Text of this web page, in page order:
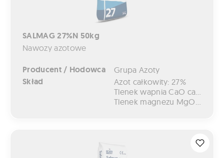
SALMAG 27%N 50kg
Nawozy azotowe
Producent / Hodowca Grupa Azoty
Skład
Azot całkowity: 27%
Tlenek wapnia CaO całkowity: 7%
Tlenek magnezu MgO całkowity: 4%